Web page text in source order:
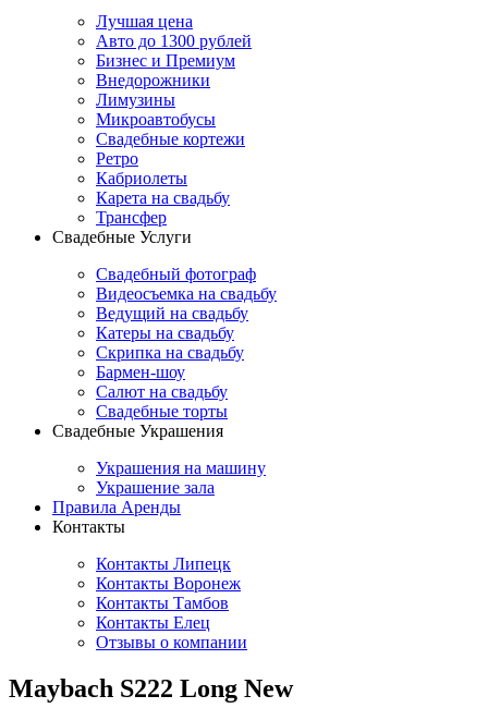
Лучшая цена
Авто до 1300 рублей
Бизнес и Премиум
Внедорожники
Лимузины
Микроавтобусы
Свадебные кортежи
Ретро
Кабриолеты
Карета на свадьбу
Трансфер
Свадебные Услуги
Свадебный фотограф
Видеосъемка на свадьбу
Ведущий на свадьбу
Катеры на свадьбу
Скрипка на свадьбу
Бармен-шоу
Салют на свадьбу
Свадебные торты
Свадебные Украшения
Украшения на машину
Украшение зала
Правила Аренды
Контакты
Контакты Липецк
Контакты Воронеж
Контакты Тамбов
Контакты Елец
Отзывы о компании
Maybach S222 Long New